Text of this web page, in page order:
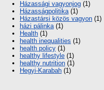
Házassági vagyonjog (1)
Házasságpolitika(1)
Házastársi közös vagyon (1)
házi pálinka(1)
Health (1)
health inequalities (1)
health policy (1)
healthy lifestyle (1)
healthy nutrition (1)
Hegyi-Karabah (1)